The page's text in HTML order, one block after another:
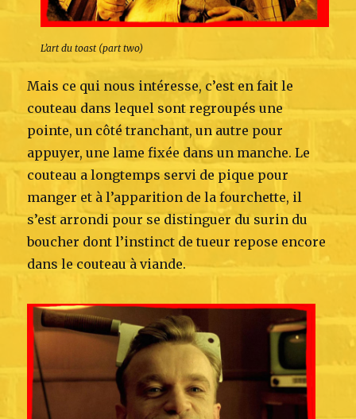
L’art du toast (part two)
Mais ce qui nous intéresse, c’est en fait le
couteau dans lequel sont regroupés une
pointe, un côté tranchant, un autre pour
appuyer, une lame fixée dans un manche. Le
couteau a longtemps servi de pique pour
manger et à l’apparition de la fourchette, il
s’est arrondi pour se distinguer du surin du
boucher dont l’instinct de tueur repose encore
dans le couteau à viande.